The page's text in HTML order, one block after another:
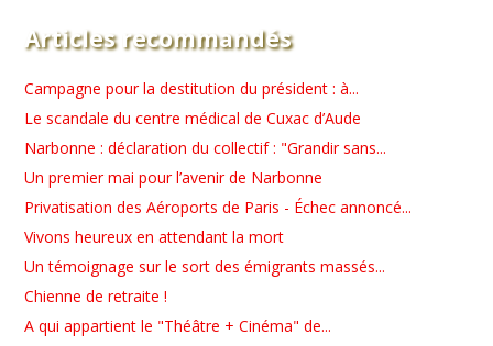
Articles recommandés
Campagne pour la destitution du président : à...
Le scandale du centre médical de Cuxac d’Aude
Narbonne : déclaration du collectif : "Grandir sans...
Un premier mai pour l’avenir de Narbonne
Privatisation des Aéroports de Paris - Échec annoncé...
Vivons heureux en attendant la mort
Un témoignage sur le sort des émigrants massés...
Chienne de retraite !
A qui appartient le "Théâtre + Cinéma" de...